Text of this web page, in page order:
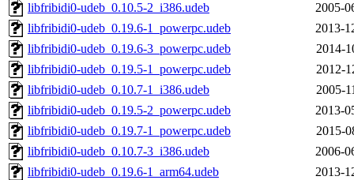
libfribidi0-udeb_0.10.5-2_i386.udeb
2005-
libfribidi0-udeb_0.19.6-1_powerpc.udeb
2013-
libfribidi0-udeb_0.19.6-3_powerpc.udeb
2014-
libfribidi0-udeb_0.19.5-1_powerpc.udeb
2012-
libfribidi0-udeb_0.10.7-1_i386.udeb
2005-
libfribidi0-udeb_0.19.5-2_powerpc.udeb
2013-
libfribidi0-udeb_0.19.7-1_powerpc.udeb
2015-
libfribidi0-udeb_0.10.7-3_i386.udeb
2006-
libfribidi0-udeb_0.19.6-1_arm64.udeb
2013-